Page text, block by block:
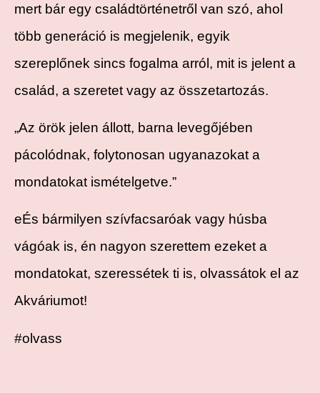
mert bár egy családtörténetről van szó, ahol
több generáció is megjelenik, egyik
szereplőnek sincs fogalma arról, mit is jelent a
család, a szeretet vagy az összetartozás.
„Az örök jelen állott, barna levegőjében
pácolódnak, folytonosan ugyanazokat a
mondatokat ismételgetve.”
eÉs bármilyen szívfacsaróak vagy húsba
vágóak is, én nagyon szerettem ezeket a
mondatokat, szeressétek ti is, olvassátok el az
Akváriumot!
#olvass